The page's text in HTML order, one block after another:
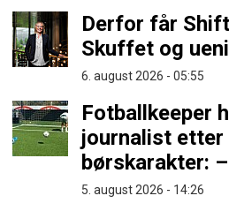
Derfor får
Skuffet og
6. august 2026 - 05:55
Fotballkeeper
journalist etter
børskarakter:
5. august 2026 - 14:26